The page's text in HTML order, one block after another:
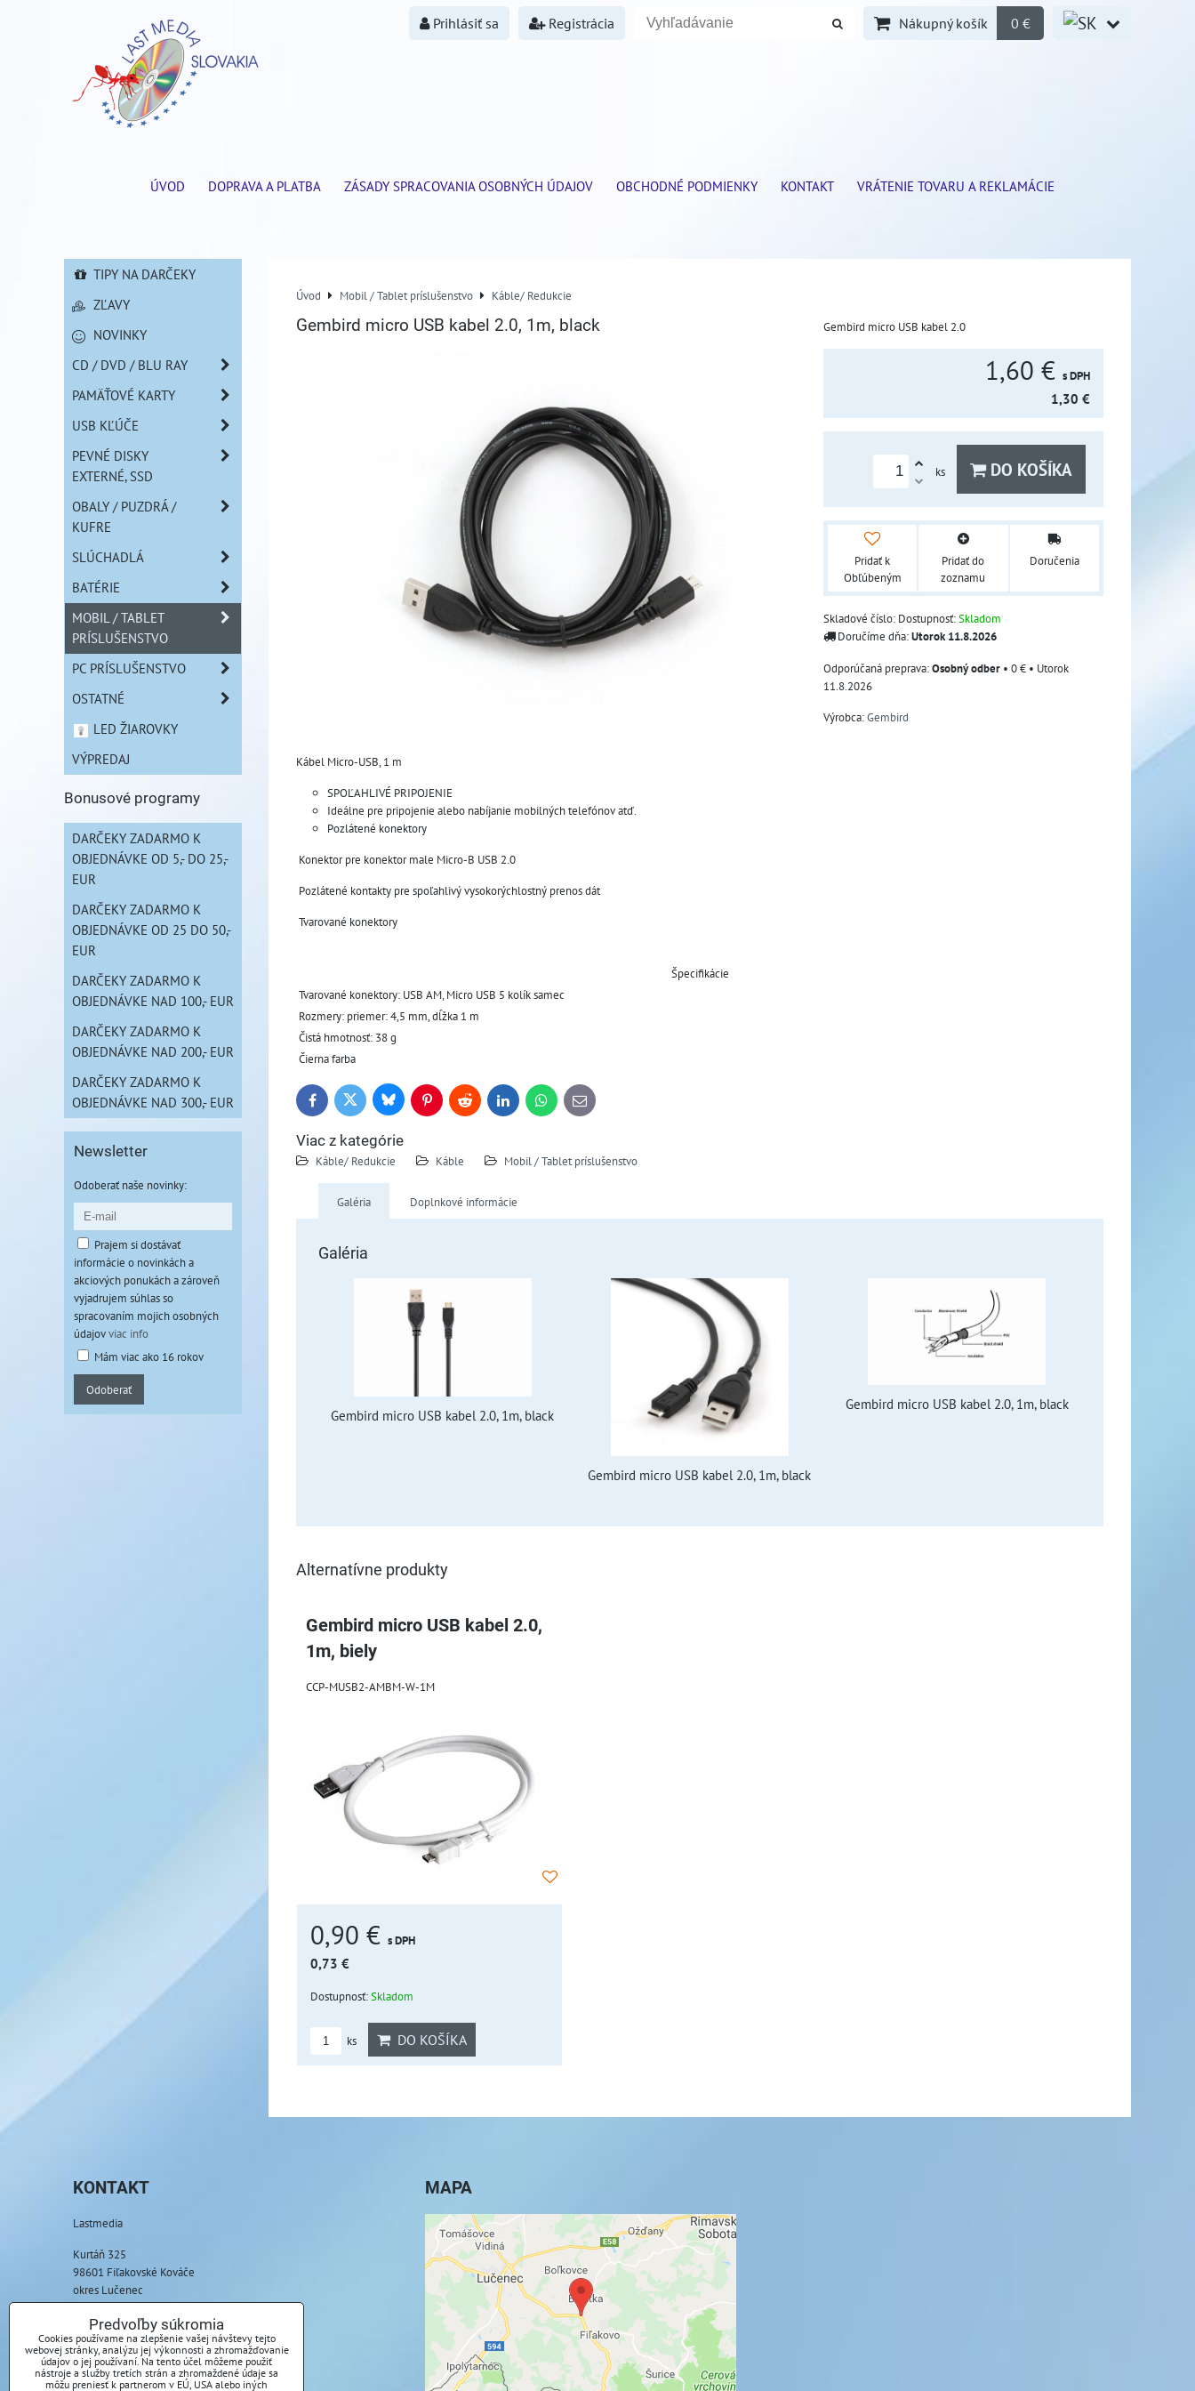
Prihlásiť sa Registrácia Nákupný košík 0 €
ÚVOD DOPRAVA A PLATBA ZÁSADY SPRACOVANIA OSOBNÝCH ÚDAJOV OBCHODNÉ PODMIENKY KONTAKT VRÁTENIE TOVARU A REKLAMÁCIE
Úvod Mobil / Tablet príslušenstvo Káble/ Redukcie
Gembird micro USB kabel 2.0, 1m, black Gembird micro USB kabel 2.0
1,60 € s DPH
1,30 €
ks DO KOŠÍKA
Pridať k
Obľúbeným
Pridať do
zoznamu
Doručenia
Skladové číslo: Dostupnosť:Skladom
Doručíme dňa:Utorok11.8.2026
Osobný odber • 0 € • Utorok
11.8.2026
Výrobca:Gembird
Kábel Micro-USB, 1 m
SPOĽAHLIVÉ PRIPOJENIE
Ideálne pre pripojenie alebo nabíjanie mobilných telefónov atď.
Pozlátené konektory
Konektor pre konektor male Micro-B USB 2.0
Pozlátené kontakty pre spoľahlivý vysokorýchlostný prenos dát
Tvarované konektory
Špecifikácie
Tvarované konektory: USB AM, Micro USB 5 kolík samec
Rozmery: priemer: 4,5 mm, dĺžka 1 m
Čistá hmotnosť: 38 g
Čierna farba
FacebookTwitter BlueskyPinterestReddit LinkedInWhatsApp
E-
mail
Viac z kategórie
Káble/ Redukcie Káble Mobil / Tablet príslušenstvo
Galéria Doplnkové informácie
Galéria
Gembird micro USB kabel 2.0, 1m, black
Gembird micro USB kabel 2.0, 1m, black
Gembird micro USB kabel 2.0, 1m, black
Alternatívne produkty
Gembird micro USB kabel 2.0,
1m, biely
CCP-MUSB2-AMBM-W-1M
0,90 € s DPH
0,73 €
Dostupnosť:Skladom
ks DO KOŠÍKA
TIPY NA DARČEKY
ZĽAVY
NOVINKY
CD / DVD / BLU RAY
PAMÄŤOVÉ KARTY
USB KĽÚČE
PEVNÉ DISKY
EXTERNÉ, SSD
OBALY / PUZDRÁ /
KUFRE
SLÚCHADLÁ
BATÉRIE
MOBIL / TABLET
PRÍSLUŠENSTVO
PC PRÍSLUŠENSTVO
OSTATNÉ
LED ŽIAROVKY
VÝPREDAJ
Bonusové programy
DARČEKY ZADARMO K
OBJEDNÁVKE OD 5,- DO 25,-
EUR
DARČEKY ZADARMO K
OBJEDNÁVKE OD 25 DO 50,-
EUR
DARČEKY ZADARMO K
OBJEDNÁVKE NAD 100,- EUR
DARČEKY ZADARMO K
OBJEDNÁVKE NAD 200,- EUR
DARČEKY ZADARMO K
OBJEDNÁVKE NAD 300,- EUR
Newsletter
Odoberať naše novinky:
Prajem si dostávať
informácie o novinkách a
akciových ponukách a zároveň
vyjadrujem súhlas so
spracovaním mojich osobných
údajovviac info
Mám viac ako 16 rokov
Odoberať
KONTAKT
Lastmedia
Kurtáň 325
98601 Fiľakovské Kováče
okres Lučenec
Telefón:
+421 917 085 369
E-mail:
info@lastmedia.sk
MAPA
Externý obsah je blokovaný Voľbami
súkromia
Prajete si načítať externý obsah?
Povoliť tentokrát
Predvoľby súkromia
Cookies používame na zlepšenie vašej návštevy tejto
webovej stránky, analýzu jej výkonnosti a zhromažďovanie
údajov o jej používaní. Na tento účel môžeme použiť
nástroje a služby tretích strán a zhromaždené údaje sa
môžu preniesť k partnerom v EÚ, USA alebo iných